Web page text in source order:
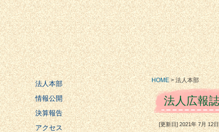
HOME>法人本部
法人広報
[更新日] 2021年 7月 12
法人本部
情報公開
決算報告
アクセス